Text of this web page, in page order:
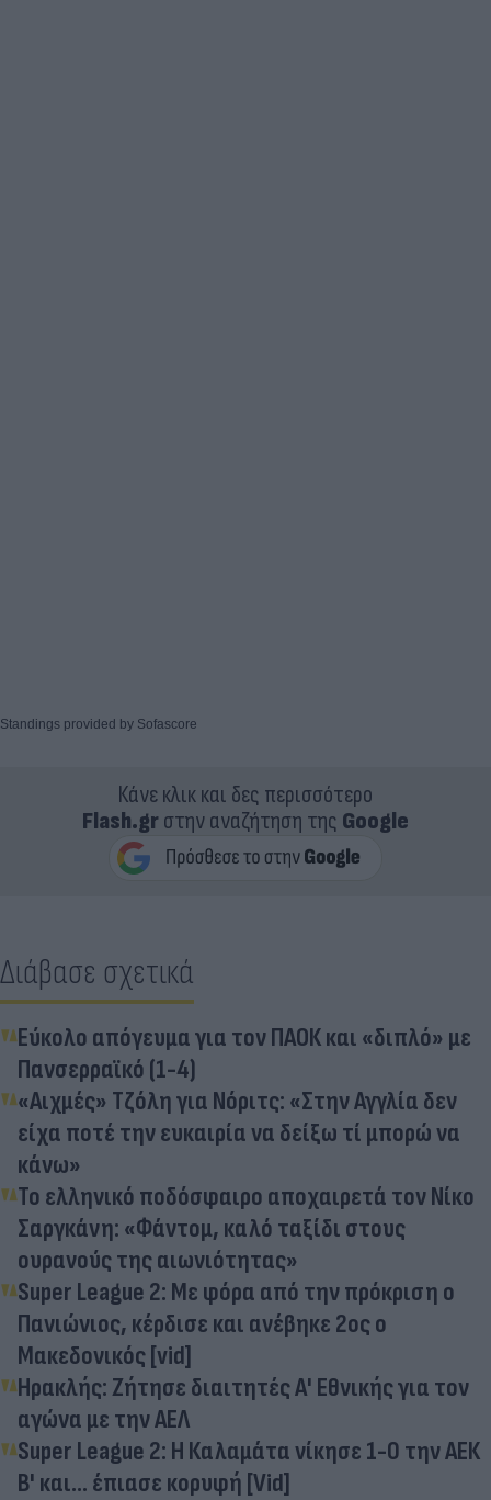
Standings provided by Sofascore
Κάνε κλικ και δες περισσότερο
Flash.grστην αναζήτηση της Google
Διάβασε σχετικά
Εύκολο απόγευμα για τον ΠΑΟΚ και «διπλό» με
Πανσερραϊκό (1-4)
«Αιχμές» Τζόλη για Νόριτς: «Στην Αγγλία δεν
είχα ποτέ την ευκαιρία να δείξω τί μπορώ να
κάνω»
Το ελληνικό ποδόσφαιρο αποχαιρετά τον Νίκο
Σαργκάνη: «Φάντομ, καλό ταξίδι στους
ουρανούς της αιωνιότητας»
Super League 2: Με φόρα από την πρόκριση ο
Πανιώνιος, κέρδισε και ανέβηκε 2ος ο
Μακεδονικός [vid]
Ηρακλής: Ζήτησε διαιτητές Α' Εθνικής για τον
αγώνα με την ΑΕΛ
Super League 2: Η Καλαμάτα νίκησε 1-0 την ΑΕΚ
Β' και... έπιασε κορυφή [Vid]